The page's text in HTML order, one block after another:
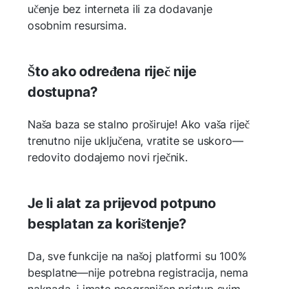
učenje bez interneta ili za dodavanje
osobnim resursima.
Što ako određena riječ nije
dostupna?
Naša baza se stalno proširuje! Ako vaša riječ
trenutno nije uključena, vratite se uskoro—
redovito dodajemo novi rječnik.
Je li alat za prijevod potpuno
besplatan za korištenje?
Da, sve funkcije na našoj platformi su 100%
besplatne—nije potrebna registracija, nema